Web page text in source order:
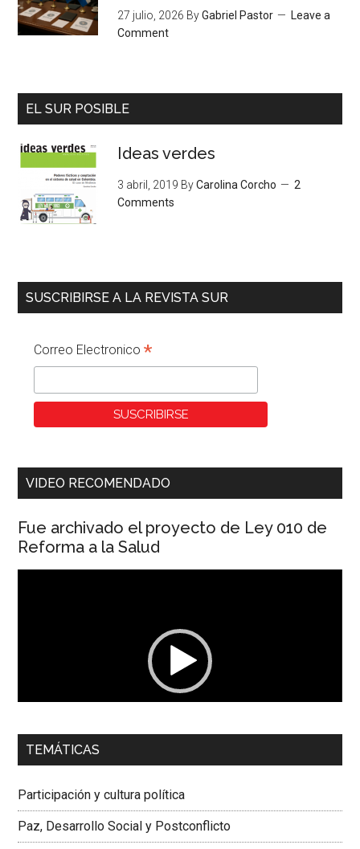
27 julio, 2026 ByGabriel Pastor
Leave a
Comment
EL SUR POSIBLE
Ideas verdes
3 abril, 2019 ByCarolina Corcho
2
Comments
SUSCRIBIRSE A LA REVISTA SUR
Correo Electronico*
VIDEO RECOMENDADO
Fue archivado el proyecto de Ley 010 de
Reforma a la Salud
00:00 01:04
Dra. Carolina Corcho Mejía,Presidenta Corporación
Colombiana
TEMÁTICAS
Participación y cultura política
Paz, Desarrollo Social y Postconflicto